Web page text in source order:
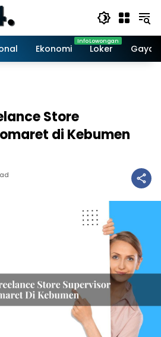
Ekonomi Loker Gaya
Store
di Kebumen